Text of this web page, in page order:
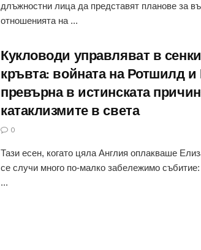
длъжностни лица да представят планове за
отношенията на ...
Кукловоди управляват в
кръвта: войната на Ротшилд
превърна в истинската
катаклизмите в света
0
Тази есен, когато цяла Англия оплакваше
се случи много по-малко забележимо
...